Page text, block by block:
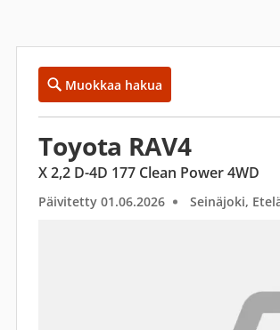
Muokkaa hakua
Toyota RAV4
X 2,2 D-4D 177 Clean Power 4WD
Päivitetty 01.06.2026 Seinäjoki,